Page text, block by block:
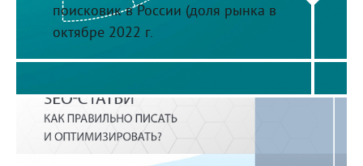
поисковик в России (доля рынка в
октябре 2022 г.